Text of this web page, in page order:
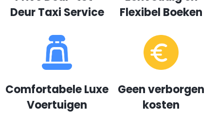
Deur Taxi Service
Flexibel Boeken
Comfortabele Luxe
Voertuigen
Geen verborgen
kosten